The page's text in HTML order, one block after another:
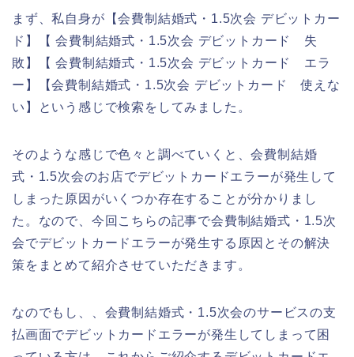
まず、私自身が【会費制結婚式・1.5次会 デビットカー
ド】【 会費制結婚式・1.5次会 デビットカード 失
敗】【 会費制結婚式・1.5次会 デビットカード エラ
ー】【会費制結婚式・1.5次会 デビットカード 使えな
い】という感じで検索をしてみました。
そのような感じで色々と調べていくと、会費制結婚
式・1.5次会のお店でデビットカードエラーが発生して
しまった原因がいくつか存在することが分かりまし
た。なので、今回こちらの記事で会費制結婚式・1.5次
会でデビットカードエラーが発生する原因とその解決
策をまとめて紹介させていただきます。
なのでもし、、会費制結婚式・1.5次会のサービスの支
払画面でデビットカードエラーが発生してしまって困